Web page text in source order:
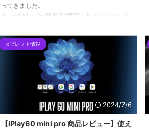
ってきました。
iPlay60 Mini Pro発売後2度目となるシステムア
ップデートではタッチパネル不具合修正および
細かい調整がされています。
タブレット情報
2024/7/6
【iPlay60 mini pro 商品レビュー】使え